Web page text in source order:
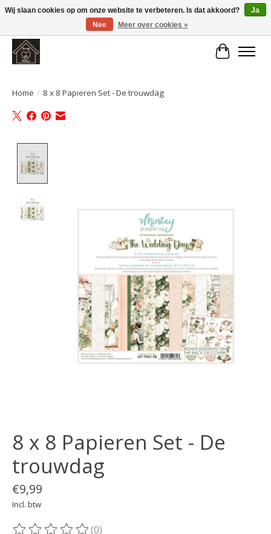
Large selection of products and fast shipping!
Home / 8 x 8 Papieren Set - De trouwdag
8 x 8 Papieren Set - De
trouwdag
€9,99
Incl. btw
(0)
Wij slaan cookies op om onze website te verbeteren. Is dat akkoord?
Ja
Nee
Meer over cookies »